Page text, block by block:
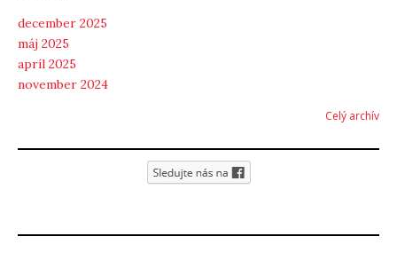
december 2025
máj 2025
apríl 2025
november 2024
Celý archív